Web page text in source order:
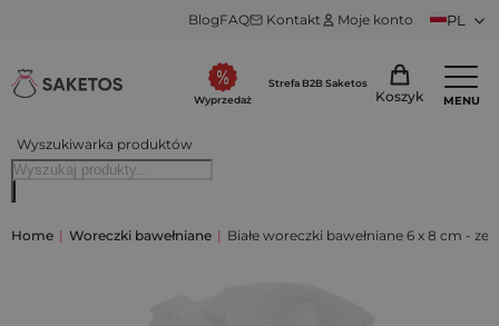
BlogFAQ Kontakt Moje konto PL
Wyszukiwarka produktów
Wyprzedaż
Strefa B2B Saketos
Koszyk MENU
Home | Woreczki bawełniane | Białe woreczki bawełniane 6 x 8 cm -